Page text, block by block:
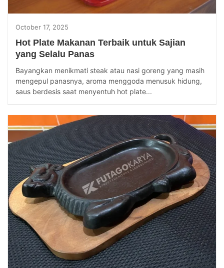
October 17, 2025
Hot Plate Makanan Terbaik untuk Sajian
yang Selalu Panas
Bayangkan menikmati steak atau nasi goreng yang masih
mengepul panasnya, aroma menggoda menusuk hidung,
saus berdesis saat menyentuh hot plate...